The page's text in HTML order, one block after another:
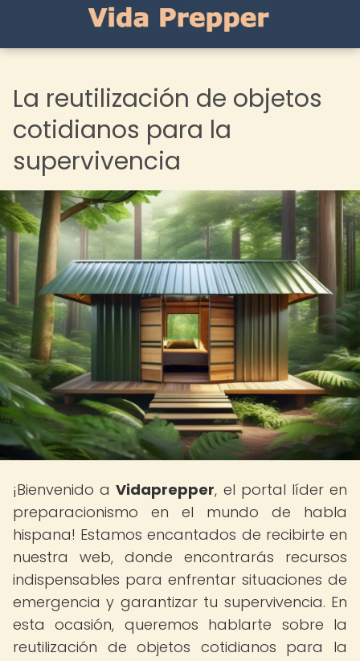
La reutilización de objetos
cotidianos para la
supervivencia
¡Bienvenido aVidaprepper, el portal líder en
preparacionismo en el mundo de habla
hispana! Estamos encantados de recibirte en
nuestra web, donde encontrarás recursos
indispensables para enfrentar situaciones de
emergencia y garantizar tu supervivencia. En
esta ocasión, queremos hablarte sobre la
reutilización de objetos cotidianos para la